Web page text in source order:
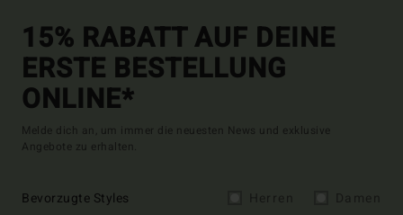
15% RABATT AUF DEINE
ERSTE BESTELLUNG
ONLINE*
Melde dich an, um immer die neuesten News und exklusive
Angebote zu erhalten.
Bevorzugte Styles